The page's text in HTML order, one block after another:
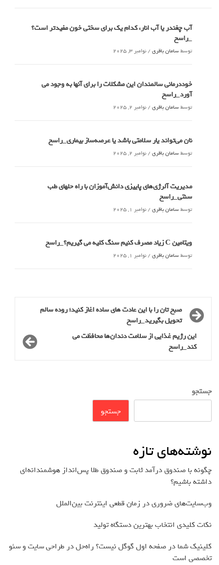
آب چغندر یا آب انار، کدام‌ یک برای سختی خون مفیدتر است؟
_راسخ
توسطسامان باقری / نوامبر 3, 2025
خوددرمانی سالمندان این مشکلات را برای آنها به وجود می
آورد_راسخ
توسطسامان باقری / نوامبر 2, 2025
نان می‌تواند یار سلامتی باشد یا عرصه‌ساز بیماری_راسخ
توسطسامان باقری / نوامبر 2, 2025
مدیریت آلرژی‌های پاییزی دانش‌آموزان با راه حلهای طب
سنتی_راسخ
توسطسامان باقری / نوامبر 1, 2025
ویتامین C زیاد مصرف کنیم سنگ کلیه می گیریم؟_راسخ
توسطسامان باقری / نوامبر 1, 2025
صبح تان را با این عادت های ساده اغاز کنید؛ روده سالم
تحویل بگیرید_راسخ
این رژیم غذایی از سلامت دندان‌ها محافظت می
کند_راسخ
جستجو
جستجو
نوشته‌های تازه
چگونه با صندوق درآمد ثابت و صندوق طلا پس‌انداز هوشمندانه‌ای
داشته باشیم؟
وب‌سایت‌های ضروری در زمان قطعی اینترنت بین‌الملل
نکات کلیدی انتخاب بهترین دستگاه تولید
کلینیک شما در صفحه اول گوگل نیست؟ راه‌حل در طراحی سایت و سئو
تخصصی است